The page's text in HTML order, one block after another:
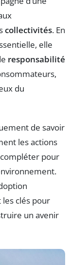
collectivités. En
elle
responsabilité
du
de savoir
les actions
pour
clés pour
un avenir